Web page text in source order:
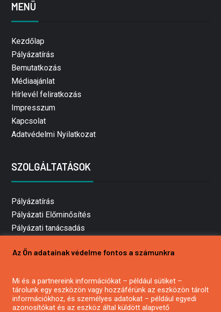
MENÜ
Kezdőlap
Pályázatírás
Bemutatkozás
Médiaajánlat
Hírlevél feliratkozás
Impresszum
Kapcsolat
Adatvédelmi Nyilatkozat
SZOLGÁLTATÁSOK
Pályázatírás
Pályázati Előminősítés
Pályázati tanácsadás
Mezőgazdasági pályázatírás
Pályázatírás civil szervezeteknek
Pályázatírás önkormányzatoknak
Pályázatfigyelés
Az Ön adatainak védelme fontos a számunkra
Mi és a partnereink információkat – például sütiket –
tárolunk egy eszközön vagy hozzáférünk az eszközön tárolt
információkhoz, és személyes adatokat – például egyedi
azonosítókat és az eszköz által küldött alapvető